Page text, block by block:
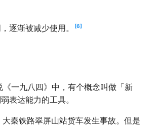
逐渐被减少使用。 6
《一九八四》中，有个概念叫做「新
表达能力的工具。
秦铁路翠屏山站货车发生事故。但是